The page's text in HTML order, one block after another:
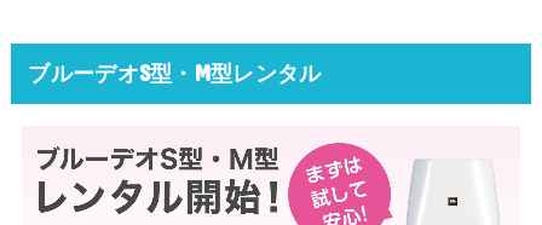
ブルーデオS型・M型レンタル